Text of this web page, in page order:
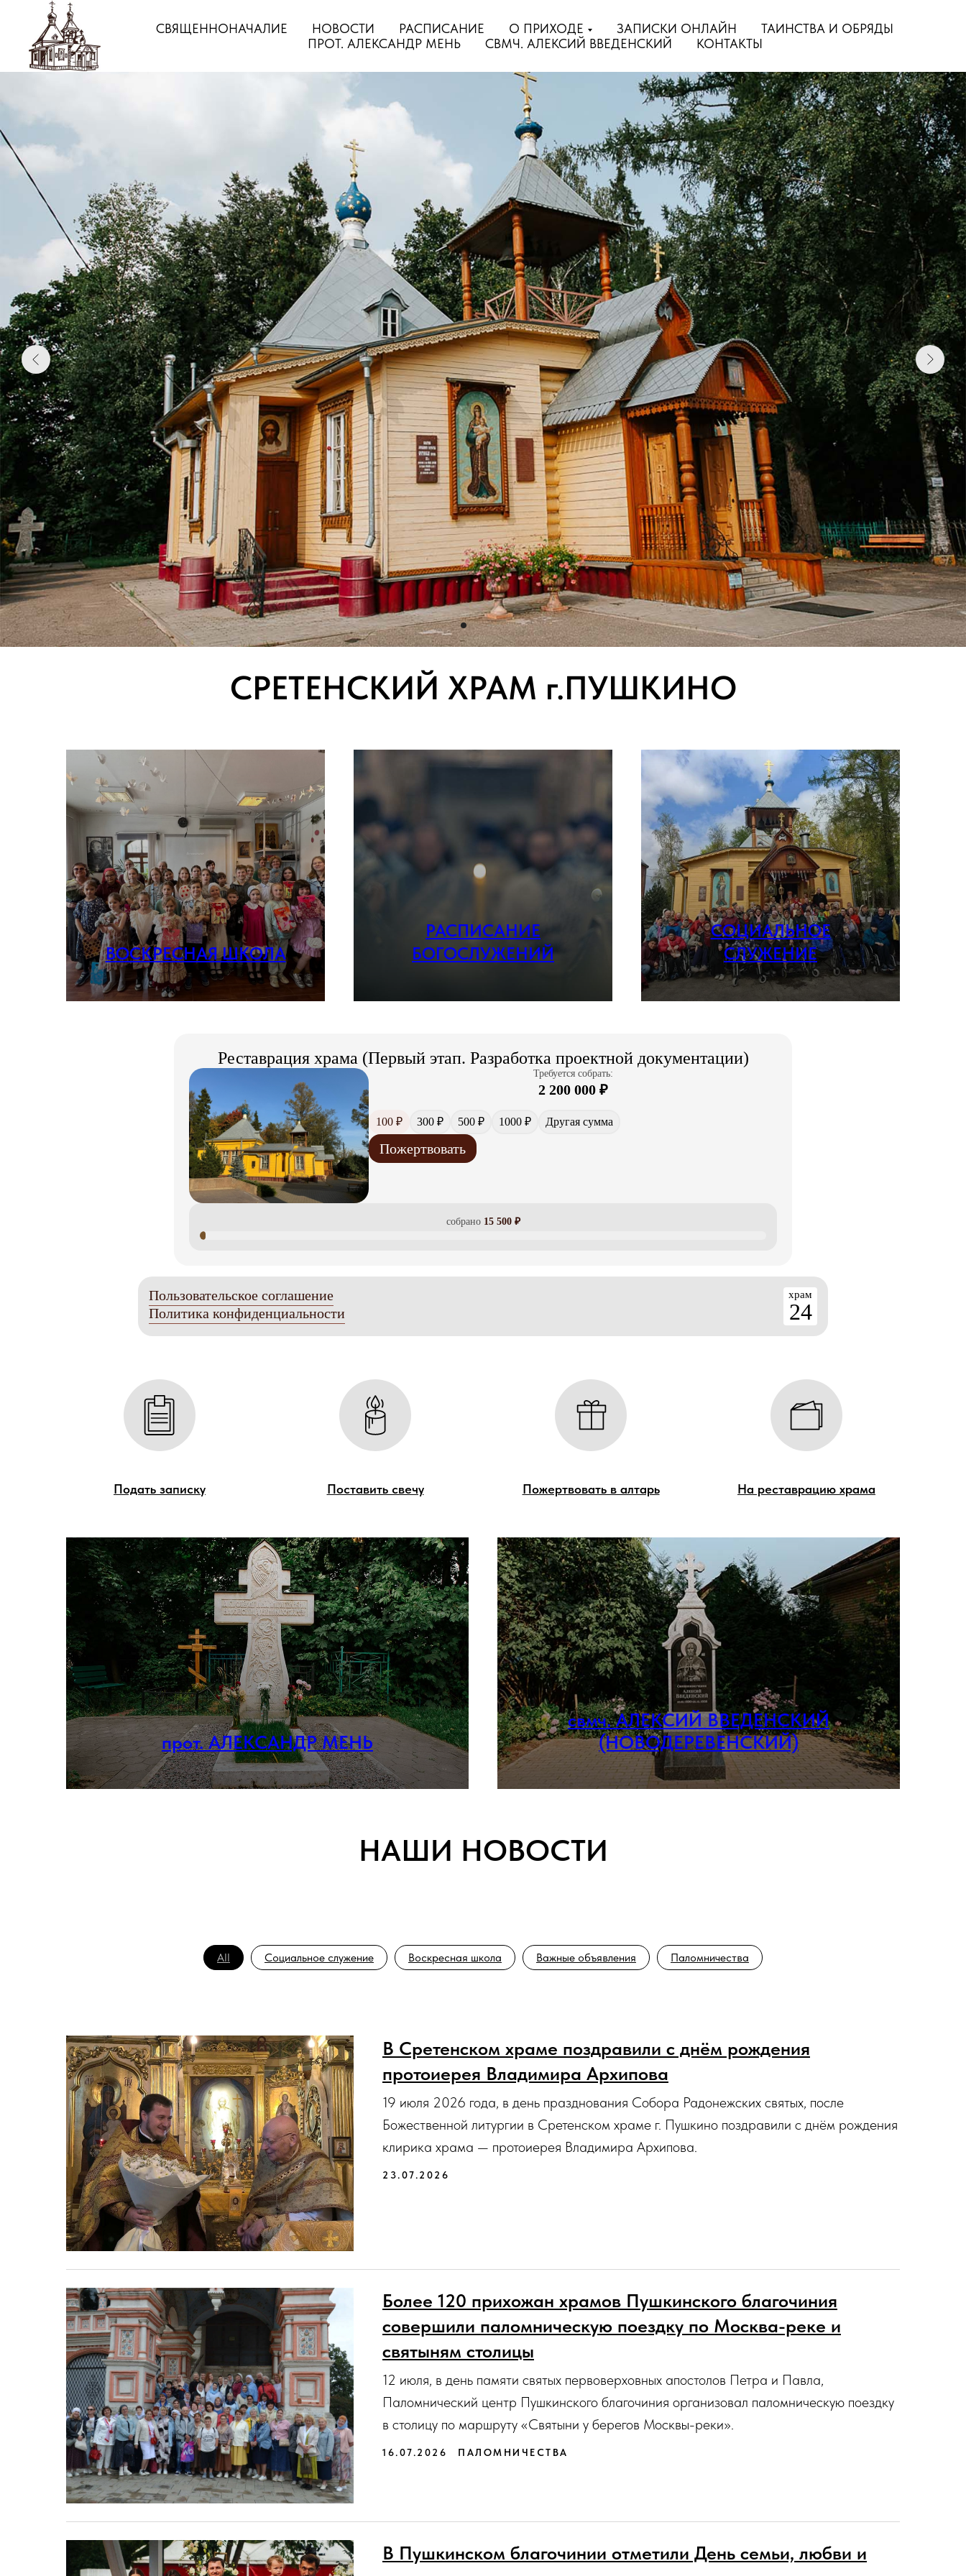
СВЯЩЕННОНАЧАЛИЕ НОВОСТИ РАСПИСАНИЕ О ПРИХОДЕ ЗАПИСКИ ОНЛАЙН
ТАИНСТВА И ОБРЯДЫ
ПРОТ. АЛЕКСАНДР МЕНЬ
СВМЧ. АЛЕКСИЙ ВВЕДЕНСКИЙ КОНТАКТЫ
СРЕТЕНСКИЙ ХРАМ г.ПУШКИНО
ВОСКРЕСНАЯ ШКОЛА
РАСПИСАНИЕ
БОГОСЛУЖЕНИЙ
СОЦИАЛЬНОЕ
СЛУЖЕНИЕ
Реставрация храма (Первый этап. Разработка проектной документации)
Требуется собрать:
2 200 000 ₽
100 ₽ 300 ₽ 500 ₽ 1000 ₽ Другая сумма
Пожертвовать
собрано 15 500 ₽
Пользовательское соглашение
Политика конфиденциальности
храм
24
Подать записку Поставить свечу Пожертвовать в алтарь На реставрацию храма
прот. АЛЕКСАНДР МЕНЬ
свмч. АЛЕКСИЙ ВВЕДЕНСКИЙ
(НОВОДЕРЕВЕНСКИЙ)
НАШИ НОВОСТИ
All Социальное служение Воскресная школа Важные объявления Паломничества
В Сретенском храме поздравили с днём рождения
протоиерея Владимира Архипова
19 июля 2026 года, в день празднования Собора Радонежских святых, после
Божественной литургии в Сретенском храме г. Пушкино поздравили с днём рождения
клирика храма — протоиерея Владимира Архипова.
23.07.2026
Более 120 прихожан храмов Пушкинского благочиния
совершили паломническую поездку по Москва-реке и
святыням столицы
12 июля, в день памяти святых первоверховных апостолов Петра и Павла,
Паломнический центр Пушкинского благочиния организовал паломническую поездку
в столицу по маршруту «Святыни у берегов Москвы-реки».
16.07.2026 ПАЛОМНИЧЕСТВА
В Пушкинском благочинии отметили День семьи, любви и